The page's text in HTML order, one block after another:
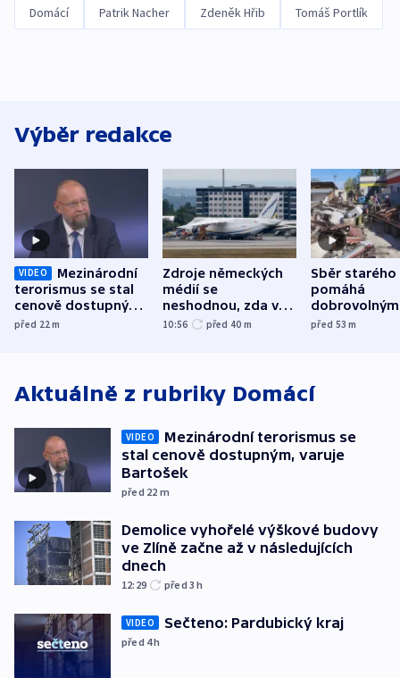
Domácí Patrik Nacher Zdeněk Hřib Tomáš Portlík
Výběr redakce
VIDEO
Mezinárodní
terorismus se stal
cenově dostupným,
varuje Bartošek
před 22m
Zdroje německých
médií se
neshodnou, zda v
letadle ohroženém
10:56 před 40 m
Sběr starého
pomáhá
dobrovolným
hasičům
před 53m
Aktuálně z rubriky Domácí
VIDEO
Mezinárodní terorismus se
stal cenově dostupným, varuje
Bartošek
před 22 m
Demolice vyhořelé výškové budovy
ve Zlíně začne až v následujících
dnech
12:29 před 3h
VIDEO Sečteno: Pardubický kraj
před 4h